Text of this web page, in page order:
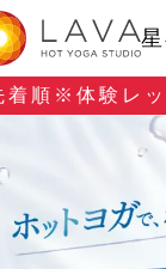
星
順※ 体験レ